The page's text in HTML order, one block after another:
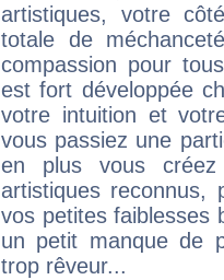
artistiques, votre
totale de
compassion pour
est fort développée
votre intuition et
vous passiez une
en plus vous
artistiques reconnus,
vos petites faiblesses
un petit manque de
trop rêveur...